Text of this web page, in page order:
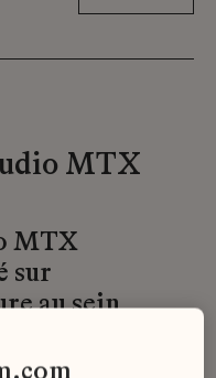
MTX
MTX
sur
au sein
et